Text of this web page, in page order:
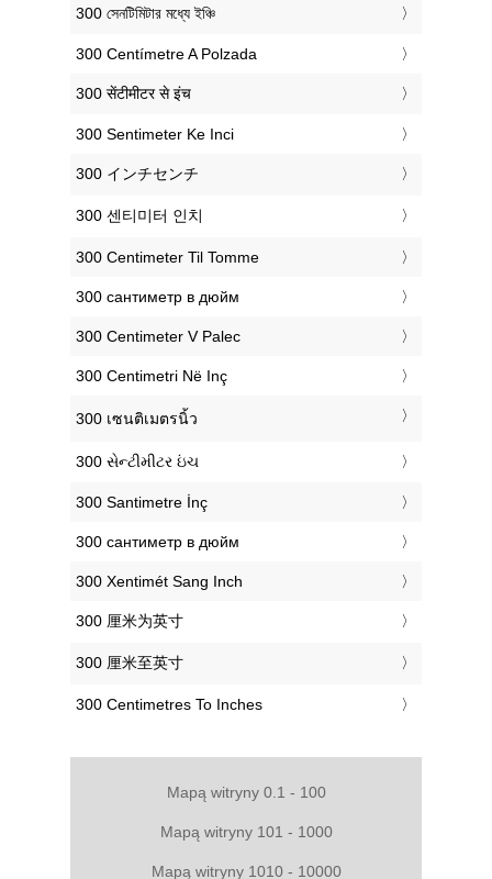
‎300 সেনটিমিটার মধ্যে ইঞ্চি
‎300 Centímetre A Polzada
‎300 सेंटीमीटर से इंच
‎300 Sentimeter Ke Inci
‎300 インチセンチ
‎300 센티미터 인치
‎300 Centimeter Til Tomme
‎300 сантиметр в дюйм
‎300 Centimeter V Palec
‎300 Centimetri Në Inç
‎300 เซนติเมตรนิ้ว
‎300 સેન્ટીમીટર ઇંચ
‎300 Santimetre İnç
‎300 сантиметр в дюйм
‎300 Xentimét Sang Inch
‎300 厘米为英寸
‎300 厘米至英寸
‎300 Centimetres To Inches
Mapą witryny 0.1 - 100
Mapą witryny 101 - 1000
Mapą witryny 1010 - 10000